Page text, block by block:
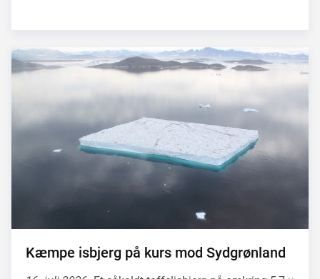
Kæmpe isbjerg på kurs mod Sydgrønland